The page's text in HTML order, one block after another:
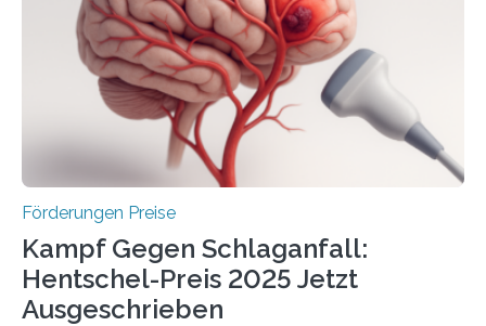
Innovationsprogramm Mittelstand (ZIM) und
Innovationskompetenz INNO-KOM. Auf dem
Innovationstag Mittelstand 2025 am 5. Juni 2025 in
Berlin überbrachte das Bundesministerium für
Wirtschaft und Energie eine gute Nachricht:
Überplanmäßige Verpflichtungsermächtigungen in
Förderungen Preise
Kampf Gegen Schlaganfall:
Hentschel-Preis 2025 Jetzt
Ausgeschrieben